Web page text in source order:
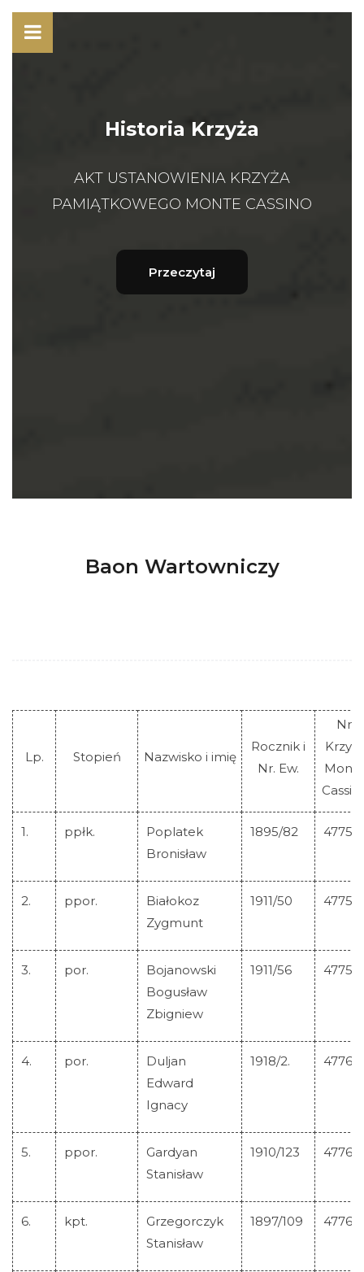
Historia Krzyża
AKT USTANOWIENIA KRZYŻA
PAMIĄTKOWEGO MONTE CASSINO
Przeczytaj
Baon Wartowniczy
Lp. Stopień Nazwisko i imię
Rocznik i
Nr. Ew.
Nr.
1. ppłk.
Poplatek
Bronisław
1895/82 47757
2. ppor.
Białokoz
Zygmunt
1911/50 47758
3. por.
Bojanowski
Bogusław
Zbigniew
1911/56 47759
4. por.
Duljan
Edward
Ignacy
1918/2. 47760
5. ppor.
Gardyan
Stanisław
1910/123 47761
6. kpt.
Grzegorczyk
Stanisław
1897/109 47762